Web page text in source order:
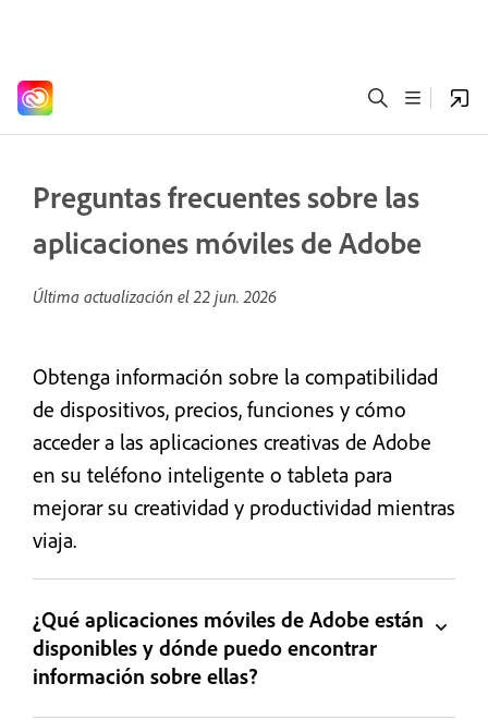
Preguntas frecuentes sobre las
aplicaciones móviles de Adobe
Última actualización el22 jun. 2026
Obtenga información sobre la compatibilidad
de dispositivos, precios, funciones y cómo
acceder a las aplicaciones creativas de Adobe
en su teléfono inteligente o tableta para
mejorar su creatividad y productividad mientras
viaja.
¿Qué aplicaciones móviles de Adobe están
disponibles y dónde puedo encontrar
información sobre ellas?